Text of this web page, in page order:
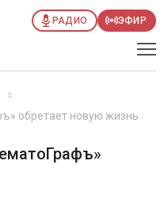
РАДИО ЭФИР
обретает новую жизнь